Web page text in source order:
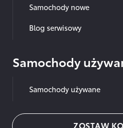
Samochody nowe
Blog serwisowy
Samochody
Samochody używane
ZOSTAW